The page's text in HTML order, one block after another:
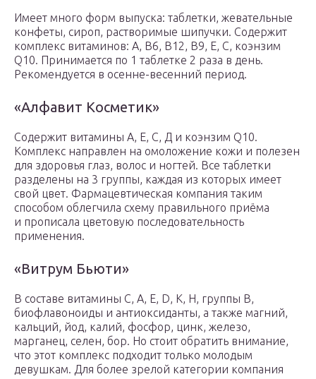
Имеет много форм выпуска: таблетки, жевательные
конфеты, сироп, растворимые шипучки. Содержит
комплекс витаминов: А, В6, В12, В9, Е, С, коэнзим
Q10. Принимается по 1 таблетке 2 раза в день.
Рекомендуется в осенне-весенний период.
«Алфавит Косметик»
Содержит витамины А, Е, С, Д и коэнзим Q10.
Комплекс направлен на омоложение кожи и полезен
для здоровья глаз, волос и ногтей. Все таблетки
разделены на 3 группы, каждая из которых имеет
свой цвет. Фармацевтическая компания таким
способом облегчила схему правильного приёма
и прописала цветовую последовательность
применения.
«Витрум Бьюти»
В составе витамины С, А, Е, D, К, Н, группы В,
биофлавоноиды и антиоксиданты, а также магний,
кальций, йод, калий, фосфор, цинк, железо,
марганец, селен, бор. Но стоит обратить внимание,
что этот комплекс подходит только молодым
девушкам. Для более зрелой категории компания